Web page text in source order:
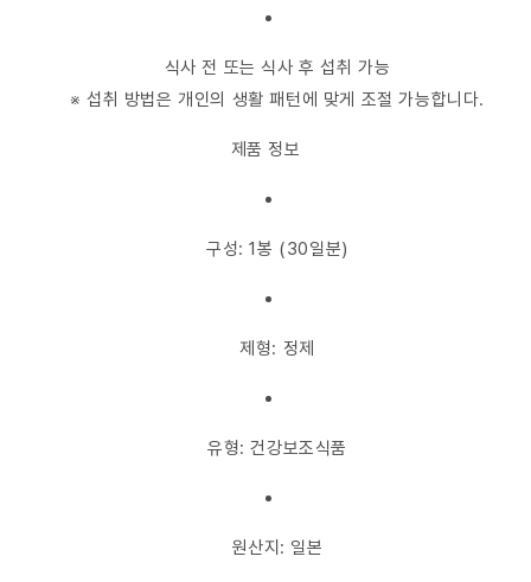
식사 전 또는 식사 후 섭취 가능
※ 섭취 방법은 개인의 생활 패턴에 맞게 조절 가능합니다.
제품 정보
구성: 1봉 (30일분)
제형: 정제
유형: 건강보조식품
원산지: 일본